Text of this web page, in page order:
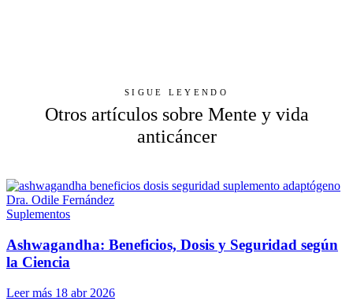
SIGUE LEYENDO
Otros artículos sobre Mente y vida
anticáncer
Suplementos
Ashwagandha: Beneficios, Dosis y Seguridad según
la Ciencia
Leer más 18 abr 2026